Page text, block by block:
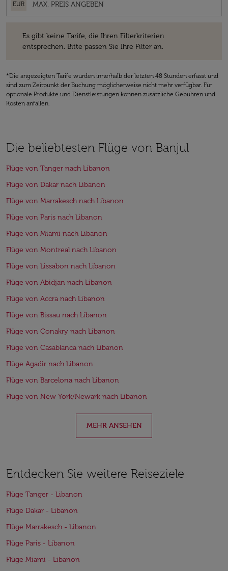
EUR
Es gibt keine Tarife, die Ihren Filterkriterien
entsprechen. Bitte passen Sie Ihre Filter an.
*Die angezeigten Tarife wurden innerhalb der letzten 48 Stunden erfasst und
sind zum Zeitpunkt der Buchung möglicherweise nicht mehr verfügbar. Für
optionale Produkte und Dienstleistungen können zusätzliche Gebühren und
Kosten anfallen.
Die beliebtesten Flüge von Banjul
Flüge von Tanger nach Libanon
Flüge von Dakar nach Libanon
Flüge von Marrakesch nach Libanon
Flüge von Paris nach Libanon
Flüge von Miami nach Libanon
Flüge von Montreal nach Libanon
Flüge von Lissabon nach Libanon
Flüge von Abidjan nach Libanon
Flüge von Accra nach Libanon
Flüge von Bissau nach Libanon
Flüge von Conakry nach Libanon
Flüge von Casablanca nach Libanon
Flüge Agadir nach Libanon
Flüge von Barcelona nach Libanon
Flüge von New York/Newark nach Libanon
MEHR ANSEHEN
Entdecken Sie weitere Reiseziele
Flüge Tanger - Libanon
Flüge Dakar - Libanon
Flüge Marrakesch - Libanon
Flüge Paris - Libanon
Flüge Miami - Libanon